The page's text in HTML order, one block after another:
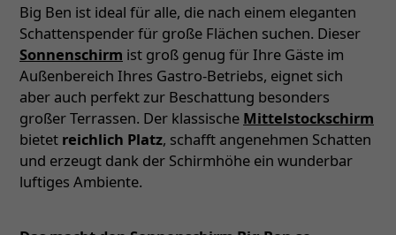
Big Ben ist ideal für alle, die nach einem eleganten
Schattenspender für große Flächen suchen. Dieser
Sonnenschirm ist groß genug für Ihre Gäste im
Außenbereich Ihres Gastro-Betriebs, eignet sich
aber auch perfekt zur Beschattung besonders
großer Terrassen. Der klassische Mittelstockschirm
bietet reichlich Platz, schafft angenehmen Schatten
und erzeugt dank der Schirmhöhe ein wunderbar
luftiges Ambiente.